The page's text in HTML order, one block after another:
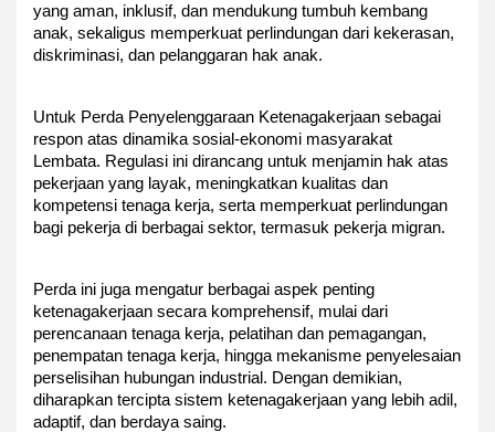
yang aman, inklusif, dan mendukung tumbuh kembang
anak, sekaligus memperkuat perlindungan dari kekerasan,
diskriminasi, dan pelanggaran hak anak.
Untuk Perda Penyelenggaraan Ketenagakerjaan sebagai
respon atas dinamika sosial-ekonomi masyarakat
Lembata. Regulasi ini dirancang untuk menjamin hak atas
pekerjaan yang layak, meningkatkan kualitas dan
kompetensi tenaga kerja, serta memperkuat perlindungan
bagi pekerja di berbagai sektor, termasuk pekerja migran.
Perda ini juga mengatur berbagai aspek penting
ketenagakerjaan secara komprehensif, mulai dari
perencanaan tenaga kerja, pelatihan dan pemagangan,
penempatan tenaga kerja, hingga mekanisme penyelesaian
perselisihan hubungan industrial. Dengan demikian,
diharapkan tercipta sistem ketenagakerjaan yang lebih adil,
adaptif, dan berdaya saing.